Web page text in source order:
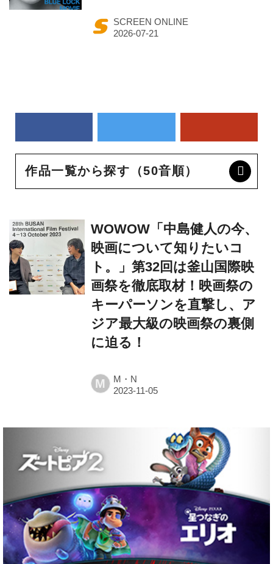
SCREEN ONLINE
作品一覧から探す（50音順）
ト。」第32回は釜山国際映
画祭を徹底取材！映画祭の
キーパーソンを直撃し、ア
ジア最大級の映画祭の裏側
に迫る！
M・N